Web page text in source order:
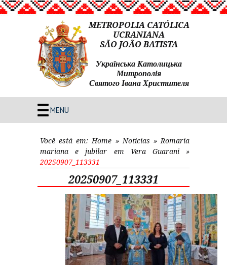
METROPOLIA CATÓLICA
UCRANIANA
SÃO JOÃO BATISTA
Українська Католицька
Митрополія
Святого Івана Христителя
MENU
Você está em: Home » Noticias » Romaria
mariana e jubilar em Vera Guarani»
20250907_113331
20250907_113331